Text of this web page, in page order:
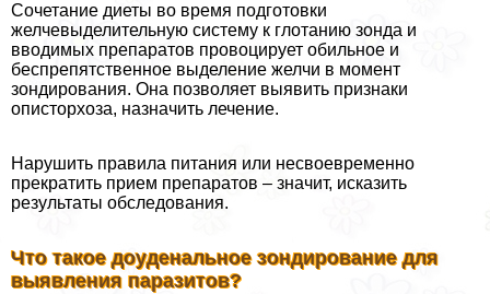
Сочетание диеты во время подготовки
желчевыделительную систему к глотанию зонда и
вводимых препаратов провоцирует обильное и
беспрепятственное выделение желчи в момент
зондирования. Она позволяет выявить признаки
описторхоза, назначить лечение.
Нарушить правила питания или несвоевременно
прекратить прием препаратов – значит, исказить
результаты обследования.
Что такое доуденальное зондирование для
выявления паразитов?